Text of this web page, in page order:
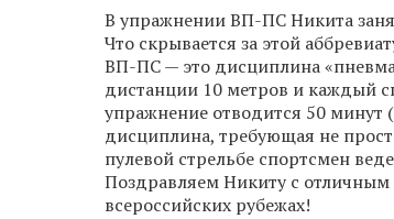
В упражнении ВП-ПС Никита
Что скрывается за этой
ВП-ПС — это дисциплина
дистанции 10 метров и каждый
упражнение отводится 50
дисциплина, требующая не
пулевой стрельбе спортсмен
Поздравляем Никиту с отличным
всероссийских рубежах!